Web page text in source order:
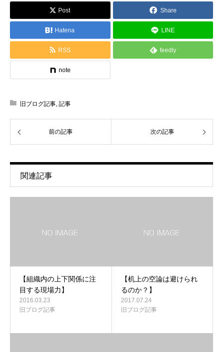
Post Share
Hatena LINE
RSS feedly
note
旧ブログ記事 記事
前の記事 次の記事
関連記事
【組織内の上下関係に注
目する現場力】
2016.03.23
旧ブログ記事
【机上の空論は避けられ
るのか？】
2017.07.24
旧ブログ記事